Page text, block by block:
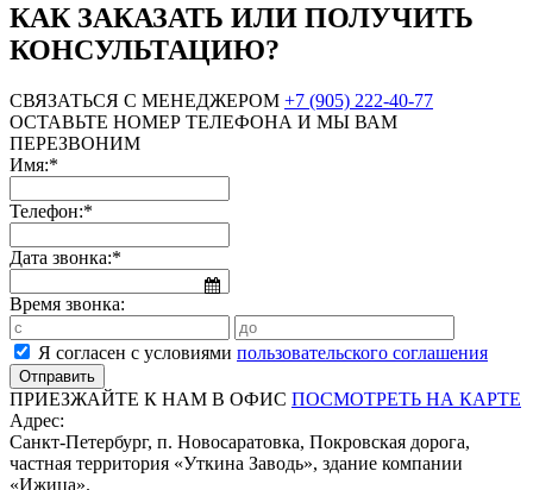
КАК ЗАКАЗАТЬ ИЛИ ПОЛУЧИТЬ
КОНСУЛЬТАЦИЮ?
СВЯЗАТЬСЯ С МЕНЕДЖЕРОМ +7 (905) 222-40-77
ОСТАВЬТЕ НОМЕР ТЕЛЕФОНА И МЫ ВАМ
ПЕРЕЗВОНИМ
Имя:*
Телефон:*
Дата звонка:*
Время звонка:
Я согласен с условиями пользовательского соглашения
ПРИЕЗЖАЙТЕ К НАМ В ОФИС ПОСМОТРЕТЬ НА КАРТЕ
Адрес:
Санкт-Петербург, п. Новосаратовка, Покровская дорога,
частная территория «Уткина Заводь», здание компании
«Ижица».